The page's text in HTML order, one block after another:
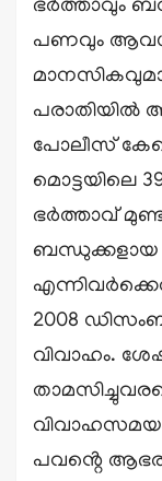
ഭർത്താവും
പണവും
പരാതിയിൽ
പോലീസ്
മൊട്ടയിലെ
ഭർത്താവ്
ബന്ധുക്കളായ
2008
വിവാഹം.
പവൻ്റെ